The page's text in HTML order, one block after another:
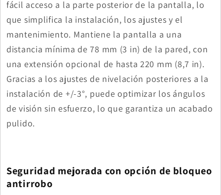
fácil acceso a la parte posterior de la pantalla, lo
que simplifica la instalación, los ajustes y el
mantenimiento. Mantiene la pantalla a una
distancia mínima de 78 mm (3 in) de la pared, con
una extensión opcional de hasta 220 mm (8,7 in).
Gracias a los ajustes de nivelación posteriores a la
instalación de +/-3°, puede optimizar los ángulos
de visión sin esfuerzo, lo que garantiza un acabado
pulido.
Seguridad mejorada con opción de bloqueo
antirrobo